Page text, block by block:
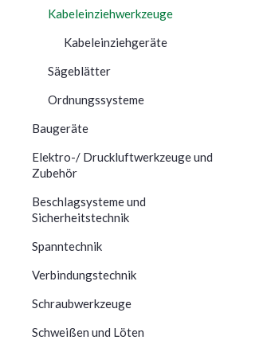
Kabeleinziehwerkzeuge
Kabeleinziehgeräte
Sägeblätter
Ordnungssysteme
Baugeräte
Elektro-/ Druckluftwerkzeuge und
Zubehör
Beschlagsysteme und
Sicherheitstechnik
Spanntechnik
Verbindungstechnik
Schraubwerkzeuge
Schweißen und Löten